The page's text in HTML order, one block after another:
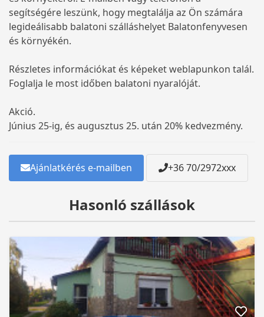
segítségére leszünk, hogy megtalálja az Ön számára
legideálisabb balatoni szálláshelyet Balatonfenyvesen
és környékén.
Részletes információkat és képeket weblapunkon talál.
Foglalja le most időben balatoni nyaralóját.
Akció.
Június 25-ig, és augusztus 25. után 20% kedvezmény.
Ajánlatkérés e-mailben +36 70/2972xxx
Hasonló szállások